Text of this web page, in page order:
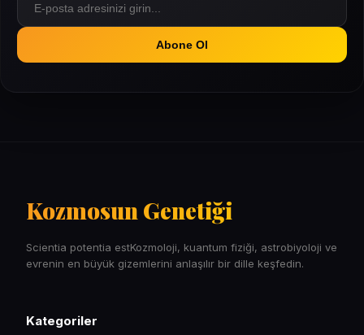
Abone Ol
Kozmosun Genetiği
Scientia potentia estKozmoloji, kuantum fiziği, astrobiyoloji ve
evrenin en büyük gizemlerini anlaşılır bir dille keşfedin.
Kategoriler